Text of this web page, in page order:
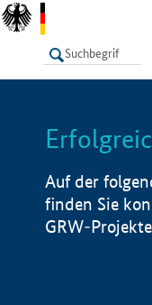
LISTE
Auf der
finden Sie
GRW-